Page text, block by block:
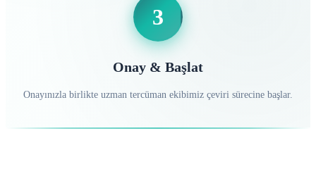
3
Onay & Başlat
Onayınızla birlikte uzman tercüman ekibimiz çeviri sürecine başlar.